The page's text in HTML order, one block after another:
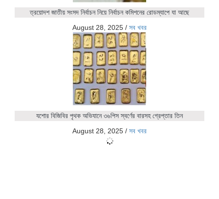
ত্রয়োদশ জাতীয় সংসদ নির্বাচন নিয়ে নির্বাচন কমিশনের রোডম্যাপে যা আছে
August 28, 2025 / সব খবর
যশোর বিজিবির পৃথক অভিযানে ৩৬পিস স্বর্ণের বারসহ গ্রেপ্তার তিন
August 28, 2025 / সব খবর